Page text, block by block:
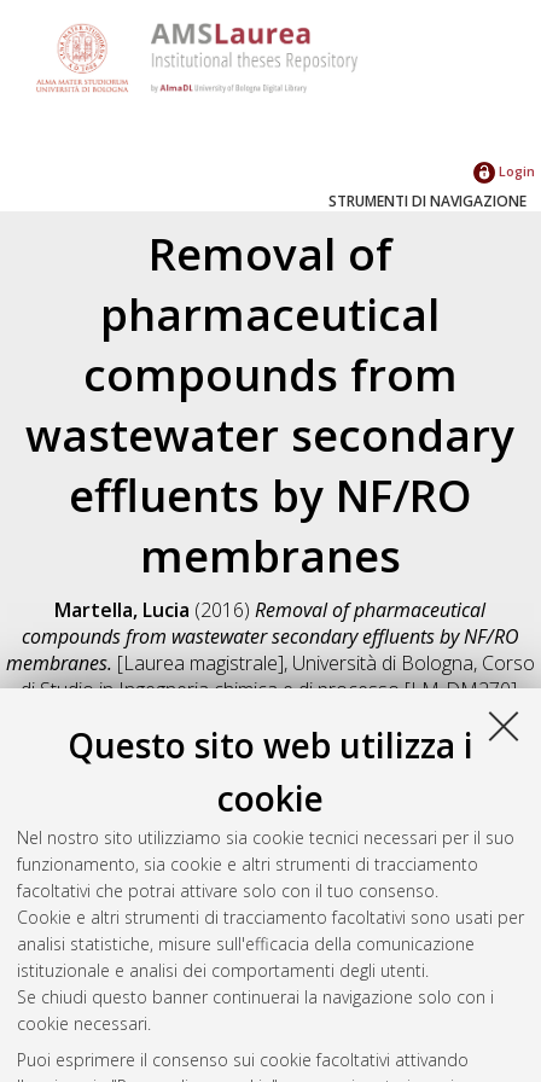
Questo sito web utilizza i
cookie
Nel nostro sito utilizziamo sia cookie tecnici necessari per il suo
funzionamento, sia cookie e altri strumenti di tracciamento
facoltativi che potrai attivare solo con il tuo consenso.
Cookie e altri strumenti di tracciamento facoltativi sono usati per
analisi statistiche, misure sull'efficacia della comunicazione
istituzionale e analisi dei comportamenti degli utenti.
Se chiudi questo banner continuerai la navigazione solo con i
cookie necessari.
Puoi esprimere il consenso sui cookie facoltativi attivando
Login
STRUMENTI DI NAVIGAZIONE
Removal of
pharmaceutical
compounds from
wastewater secondary
effluents by NF/RO
membranes
Martella, Lucia (2016)Removal of pharmaceutical
compounds from wastewater secondary effluents by NF/RO
membranes. [Laurea magistrale], Università di Bologna, Corso
di Studio inIngegneria chimica e di processo [LM-DM270],
Salva citazione
Condividi
Il full-text non è disponibile per scelta dell'autore. (
Abstract
Altri metadati
Gestione del documento:
Atom